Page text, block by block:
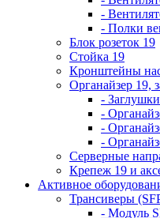
-
- Полки
Блок розеток 19
Стойка 19
Кронштейны
Органайзер 19,
- Заглушки
-
-
-
Серверные
Крепеж 19 и
Активное
Трансиверы
- Модуль